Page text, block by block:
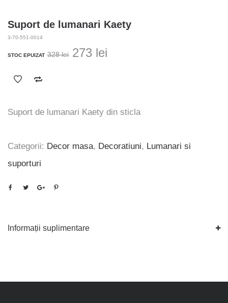
Suport de lumanari Kaety
3-70-551-0014
STOC EPUIZAT 328lei Prețul
273 lei
Suport de lumanari Kaety din sticla
Categorii: Decor masa, Decoratiuni, Lumanari si
suporturi
Informații suplimentare